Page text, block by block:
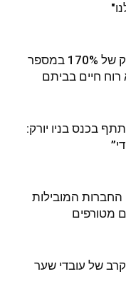
"המגפה השקטה": זינוק של 170% במספר
חיים בביתם
בכנס בניו יורק:
החברות המובילות
מטורפים
של עובדי שער